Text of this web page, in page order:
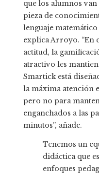
que los alumnos
pieza de
lenguaje matemático
explica Arroyo. “En
actitud, la
atractivo les
Smartick está
la máxima atención
pero no para
enganchados a las
minutos”, añade.
Tenemos un
didáctica que
enfoques